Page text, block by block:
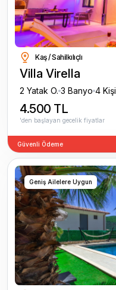
Kaş / Sahilkılıçlı
Villa Virella
2 Yatak O. 3 Banyo 4 Kişi
4.500 TL
'den başlayan gecelik fiyatlar
Güvenli Ödeme
Geniş Ailelere Uygun